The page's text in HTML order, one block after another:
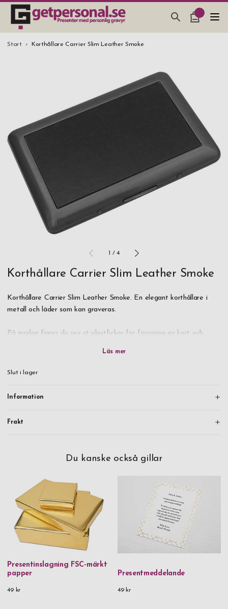
PRESENTER & PRYLAR
BRÖLLOPSPRESENT 2026
STUDENTPRESENT 2026
Start Korthållare Carrier Slim Leather Smoke
1 /4
Korthållare Carrier Slim Leather Smoke
Korthållare Carrier Slim Leather Smoke. En elegant korthållare i
metall och läder som kan graveras.
På insidan finner du sex st plastfickor för förvaring av kort och
kanterna gör korthållaren behaglig att hålla i, och men en relativt
presentasken Lila ML som finns under relaterade produkter nedan
Slut i lager
Information
Frakt
Du kanske också gillar
Presentinslagning FSC-märkt
papper
49 kr
Presentmeddelande
49 kr